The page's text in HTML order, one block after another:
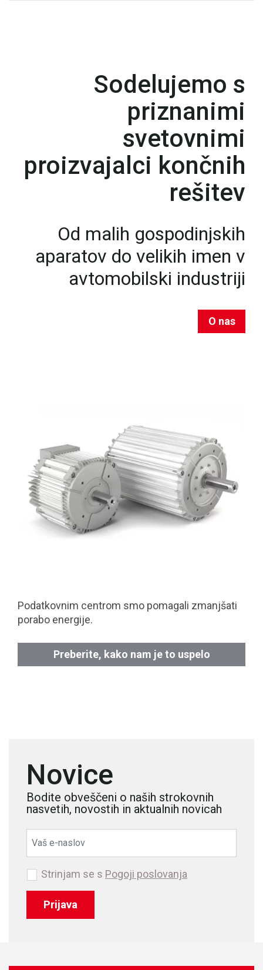
Sodelujemo s
priznanimi
svetovnimi
proizvajalci končnih
rešitev
Od malih gospodinjskih
aparatov do velikih imen v
avtomobilski industriji
O nas
Podatkovnim centrom smo pomagali zmanjšati
porabo energije.
Preberite, kako nam je to uspelo
Novice
Bodite obveščeni o naših strokovnih
nasvetih, novostih in aktualnih novicah
Prijava
Strinjam se s Pogoji poslovanja